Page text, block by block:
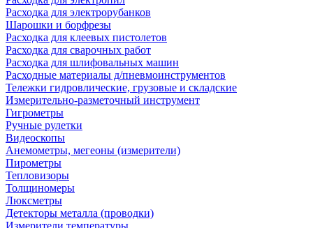
Расходка для электрорубанков
Шарошки и борфрезы
Расходка для клеевых пистолетов
Расходка для сварочных работ
Расходка для шлифовальных машин
Расходные материалы д/пневмоинструментов
Тележки гидровлические, грузовые и складские
Измерительно-разметочный инструмент
Гигрометры
Ручные рулетки
Видеоскопы
Анемометры, мегеоны (измерители)
Пирометры
Тепловизоры
Толщиномеры
Люксметры
Детекторы металла (проводки)
Измерители температуры